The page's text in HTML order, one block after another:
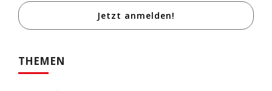
Jetzt anmelden!
THEMEN